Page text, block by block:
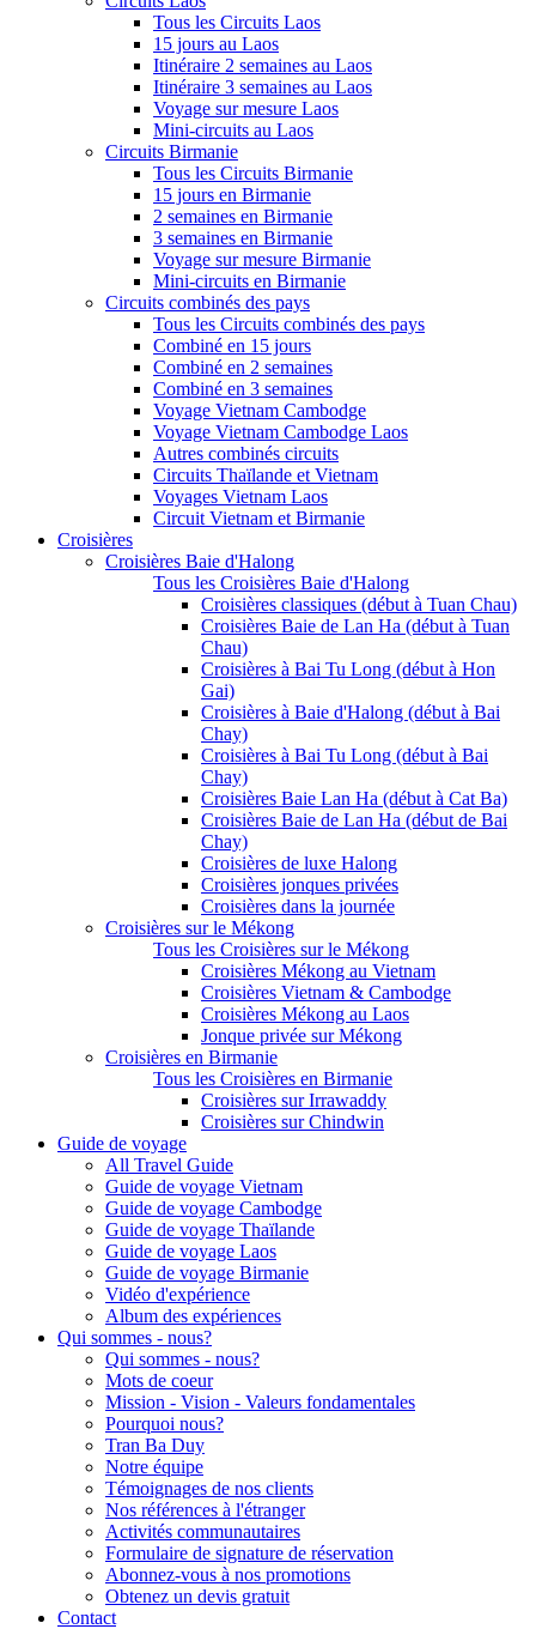
Tous les Circuits Laos
15 jours au Laos
Itinéraire 2 semaines au Laos
Itinéraire 3 semaines au Laos
Voyage sur mesure Laos
Mini-circuits au Laos
Circuits Birmanie
Tous les Circuits Birmanie
15 jours en Birmanie
2 semaines en Birmanie
3 semaines en Birmanie
Voyage sur mesure Birmanie
Mini-circuits en Birmanie
Circuits combinés des pays
Tous les Circuits combinés des pays
Combiné en 15 jours
Combiné en 2 semaines
Combiné en 3 semaines
Voyage Vietnam Cambodge
Voyage Vietnam Cambodge Laos
Autres combinés circuits
Circuits Thaïlande et Vietnam
Voyages Vietnam Laos
Circuit Vietnam et Birmanie
Croisières
Croisières Baie d'Halong
Tous les Croisières Baie d'Halong
Croisières classiques (début à Tuan Chau)
Croisières Baie de Lan Ha (début à Tuan
Chau)
Croisières à Bai Tu Long (début à Hon
Gai)
Croisières à Baie d'Halong (début à Bai
Chay)
Croisières à Bai Tu Long (début à Bai
Chay)
Croisières Baie Lan Ha (début à Cat Ba)
Croisières Baie de Lan Ha (début de Bai
Chay)
Croisières de luxe Halong
Croisières jonques privées
Croisières dans la journée
Croisières sur le Mékong
Tous les Croisières sur le Mékong
Croisières Mékong au Vietnam
Croisières Vietnam & Cambodge
Croisières Mékong au Laos
Jonque privée sur Mékong
Croisières en Birmanie
Tous les Croisières en Birmanie
Croisières sur Irrawaddy
Croisières sur Chindwin
Guide de voyage
All Travel Guide
Guide de voyage Vietnam
Guide de voyage Cambodge
Guide de voyage Thaïlande
Guide de voyage Laos
Guide de voyage Birmanie
Vidéo d'expérience
Album des expériences
Qui sommes - nous?
Qui sommes - nous?
Mots de coeur
Mission - Vision - Valeurs fondamentales
Pourquoi nous?
Tran Ba Duy
Notre équipe
Témoignages de nos clients
Nos références à l'étranger
Activités communautaires
Formulaire de signature de réservation
Abonnez-vous à nos promotions
Obtenez un devis gratuit
Contact